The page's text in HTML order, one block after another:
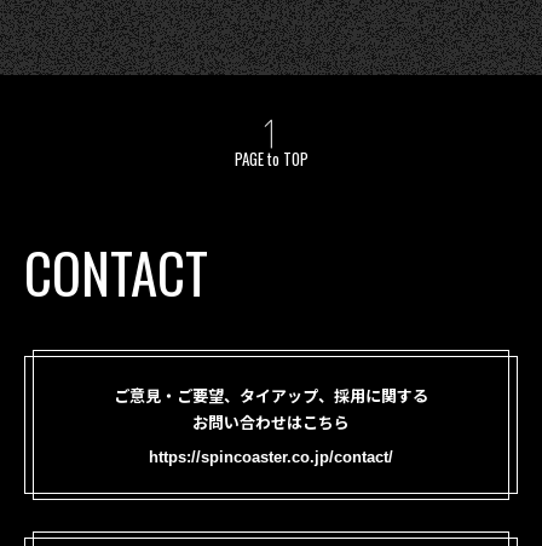
PAGE to TOP
CONTACT
ご意見・ご要望、タイアップ、採用に関する
お問い合わせはこちら
https://spincoaster.co.jp/contact/